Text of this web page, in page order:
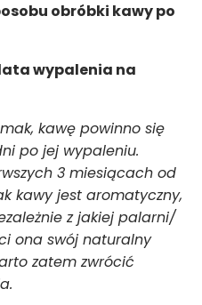
obróbki kawy po
wypalenia na
kawę powinno się
po jej wypaleniu.
3 miesiącach od
kawy jest aromatyczny,
z jakiej palarni/
ona swój naturalny
zatem zwrócić